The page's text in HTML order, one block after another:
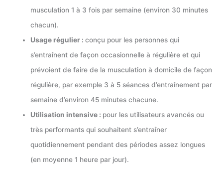
musculation 1 à 3 fois par semaine (environ 30 minutes
chacun).
Usage régulier :conçu pour les personnes qui
s’entraînent de façon occasionnelle à régulière et qui
prévoient de faire de la musculation à domicile de façon
régulière, par exemple 3 à 5 séances d’entraînement par
semaine d’environ 45 minutes chacune.
Utilisation intensive : pour les utilisateurs avancés ou
très performants qui souhaitent s’entraîner
quotidiennement pendant des périodes assez longues
(en moyenne 1 heure par jour).